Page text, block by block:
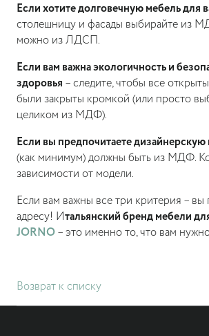
Если хотите долговечную мебель для
столешницу и фасады выбирайте из
можно из ЛДСП.
Если вам важна экологичность и
здоровья – следите, чтобы все
были закрыты кромкой (или просто
целиком из МДФ).
Если вы предпочитаете дизайнерскую
(как минимум) должны быть из МДФ.
зависимости от модели.
Если вам важны все три критерия –
адресу! Итальянский бренд мебели
JORNO– это именно то, что вам
Возврат к списку